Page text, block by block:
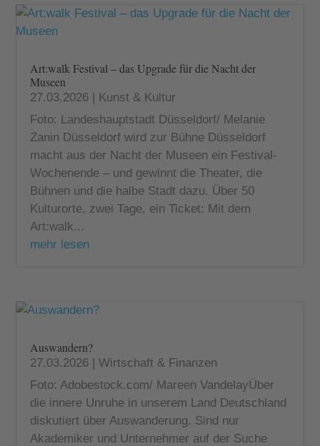
Art:walk Festival – das Upgrade für die Nacht der
Museen
27.03.2026 | Kunst & Kultur
Foto: Landeshauptstadt Düsseldorf/ Melanie
Zanin Düsseldorf wird zur Bühne Düsseldorf
macht aus der Nacht der Museen ein Festival-
Wochenende – und gewinnt die Theater, die
Bühnen und die halbe Stadt dazu. Über 50
Kulturorte, zwei Tage, ein Ticket: Mit dem
Art:walk...
mehr lesen
Auswandern?
27.03.2026 |Wirtschaft & Finanzen
Foto: Adobestock.com/ Mareen VandelayÜber
die innere Unruhe in unserem Land Deutschland
diskutiert über Auswanderung. Sind nur
Akademiker und Unternehmer auf der Suche